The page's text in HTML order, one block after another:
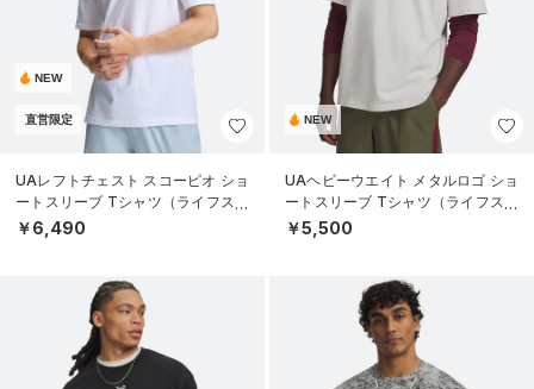
NEW
直営限定
UAレフトチェスト スコーピオ ショ
ートスリーブ Tシャツ（ライフスタ
イル/MEN）
￥6,490
NEW
UAヘビーウエイト メタルロゴ ショ
ートスリーブ Tシャツ（ライフスタ
イル/MEN）
￥5,500